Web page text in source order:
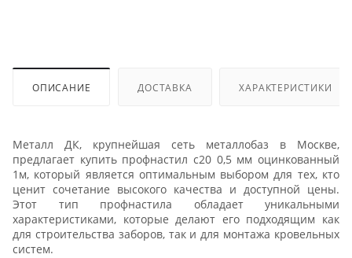
ОПИСАНИЕ ДОСТАВКА ХАРАКТЕРИСТИКИ
Металл ДК, крупнейшая сеть металлобаз в Москве,
предлагает купить профнастил с20 0,5 мм оцинкованный
1м, который является оптимальным выбором для тех, кто
ценит сочетание высокого качества и доступной цены.
Этот тип профнастила обладает уникальными
характеристиками, которые делают его подходящим как
для строительства заборов, так и для монтажа кровельных
систем.